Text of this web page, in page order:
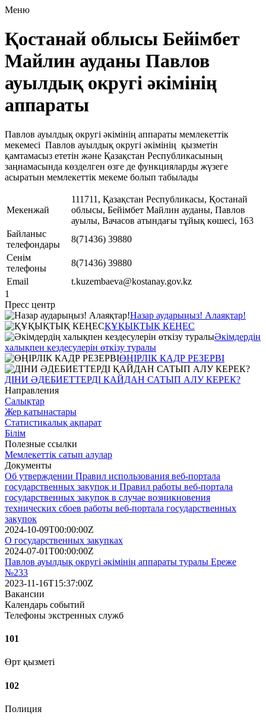
Меню
Қостанай облысы Бейімбет
Майлин ауданы Павлов
ауылдық округі әкімінің
аппараты
Павлов ауылдық округі әкімінің аппараты мемлекеттік
мекемесі Павлов ауылдық округі әкімінің қызметін
қамтамасыз ететін және Қазақстан Республикасының
заңнамасында көзделген өзге де функцияларды жүзеге
асыратын мемлекеттік мекеме болып табылады
Мекенжай
111711, Қазақстан Республикасы, Қостанай
облысы, Бейімбет Майлин ауданы, Павлов
ауылы, Вачасов атындағы тұйық көшесі, 163
Байланыс
телефондары
8(71436) 39880
Сенім
телефоны
8(71436) 39880
Email
t.kuzembaeva@kostanay.gov.kz
1
Пресс центр
Назар аударыңыз! Алаяқтар!
ҚҰҚЫҚТЫҚ КЕҢЕС
Әкімдердің
халықпен кездесулерін өткізу туралы
ӨҢІРЛІК КАДР РЕЗЕРВІ
ДІНИ ӘДЕБИЕТТЕРДІ ҚАЙДАН САТЫП АЛУ КЕРЕК?
Направления
Салықтар
Жер қатынастары
Статистикалық ақпарат
Білім
Полезные ссылки
Мемлекеттік сатып алулар
Документы
Об утверждении Правил использования веб-портала
государственных закупок и Правил работы веб-портала
государственных закупок в случае возникновения
технических сбоев работы веб-портала государственных
закупок
2024-10-09T00:00:00Z
О государственных закупках
2024-07-01T00:00:00Z
Павлов ауылдық округі әкімінің аппараты туралы Ереже
№233
2023-11-16T15:37:00Z
Вакансии
Календарь событий
Телефоны экстренных служб
101
Өрт қызметі
102
Полиция